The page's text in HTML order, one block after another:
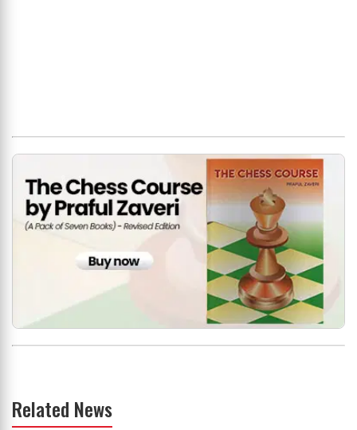
Related News